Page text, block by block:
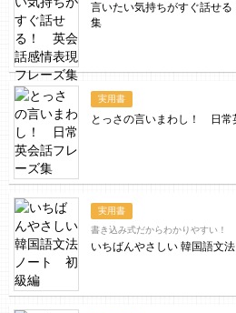
言いたい気持ちがすぐ話せ
集
実用書
とっさの言いまわし！ 日常
実用書
書き込み式だからわかりやすい！
いちばんやさしい 韓国語文